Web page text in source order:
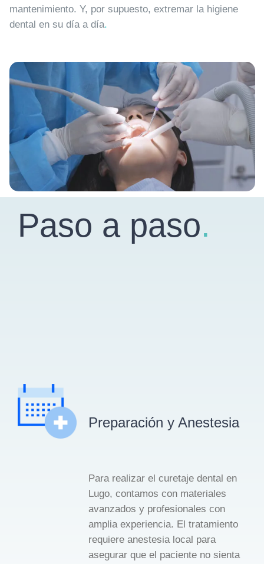
mantenimiento. Y, por supuesto, extremar la higiene
dental en su día a día.
Paso a paso.
Preparación y Anestesia
Para realizar el curetaje dental en
Lugo, contamos con materiales
avanzados y profesionales con
amplia experiencia. El tratamiento
requiere anestesia local para
asegurar que el paciente no sienta